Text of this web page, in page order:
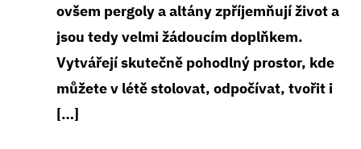
ovšem pergoly a altány zpříjemňují život a
jsou tedy velmi žádoucím doplňkem.
Vytvářejí skutečně pohodlný prostor, kde
můžete v létě stolovat, odpočívat, tvořit i
[…]